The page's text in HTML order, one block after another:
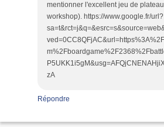
mentionner l'excellent jeu de
workshop). https://www.google.fr/url?
zA
Répondre